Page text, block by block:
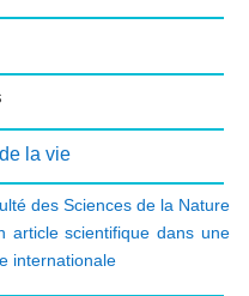
la vie
des Sciences de la Nature
article scientifique dans une
internationale